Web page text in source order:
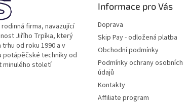
firma, navazující
Jiřího Trpíka, který
trhu od roku 1990 a v
potápěčské techniky od
minulého století
Informace pro Vás
Doprava
Skip Pay - odložená platba
Obchodní podmínky
Podmínky ochrany osobních
údajů
Kontakty
Affiliate program